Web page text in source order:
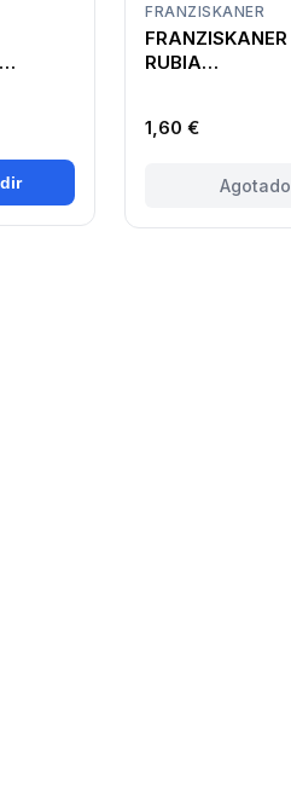
FRANZISKANER
FRANZISKANER
RUBIA
1,60 €
Agotado